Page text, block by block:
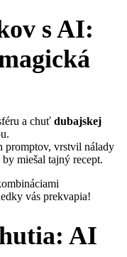
s AI:
a chuť dubajskej
promptov, vrstvil nálady
miešal tajný recept.
vás prekvapia!
AI